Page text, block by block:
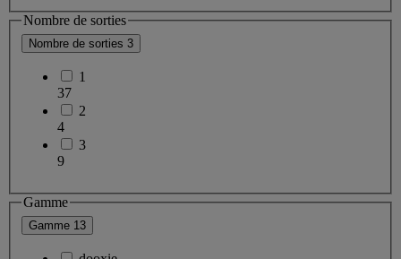
Nombre de sorties
Nombre de sorties 3
1
37
2
4
3
9
Gamme
Gamme 13